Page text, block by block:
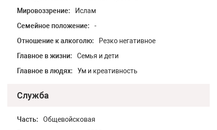
Мировоззрение:
Ислам
Семейное положение:
-
Отношение к алкоголю:
Резко негативное
Главное в жизни:
Семья и дети
Главное в людях:
Ум и креативность
Служба
Часть:
Общевойсковая